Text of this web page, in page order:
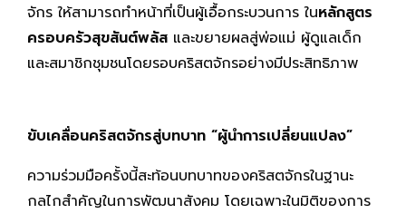
จักร ให้สามารถทำหน้าที่เป็นผู้เอื้อกระบวนการ ในหลักสูตร
ครอบครัวสุขสันต์พลัส และขยายผลสู่พ่อแม่ ผู้ดูแลเด็ก
และสมาชิกชุมชนโดยรอบคริสตจักรอย่างมีประสิทธิภาพ
ขับเคลื่อนคริสตจักรสู่บทบาท “ผู้นำการเปลี่ยนแปลง”
ความร่วมมือครั้งนี้สะท้อนบทบาทของคริสตจักรในฐานะ
กลไกสำคัญในการพัฒนาสังคม โดยเฉพาะในมิติของการ